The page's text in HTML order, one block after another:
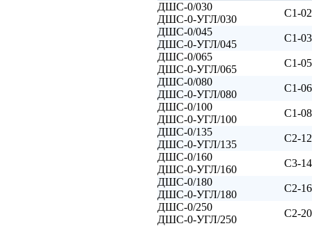
ДШС-0/030
С1-
ДШС-0-УГЛ/030
ДШС-0/045
С1-
ДШС-0-УГЛ/045
ДШС-0/065
С1-
ДШС-0-УГЛ/065
ДШС-0/080
С1-
ДШС-0-УГЛ/080
ДШС-0/100
С1-
ДШС-0-УГЛ/100
ДШС-0/135
С2-
ДШС-0-УГЛ/135
ДШС-0/160
С3-
ДШС-0-УГЛ/160
ДШС-0/180
С2-
ДШС-0-УГЛ/180
ДШС-0/250
С2-
ДШС-0-УГЛ/250